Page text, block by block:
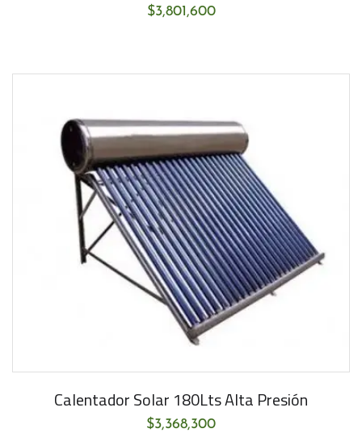
$3,801,600
Calentador Solar 180Lts Alta Presión
$3,368,300